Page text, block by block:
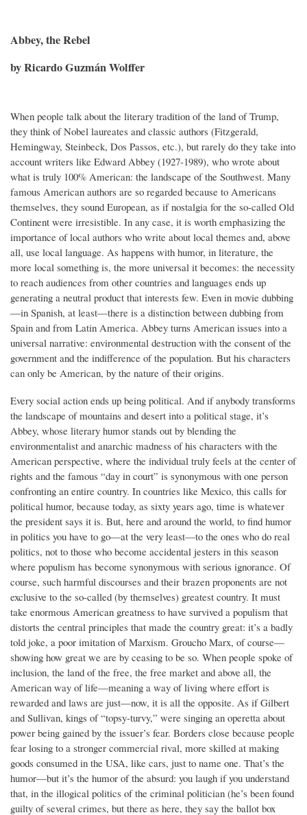
Abbey, the Rebel
by Ricardo Guzmán Wolffer
When people talk about the literary tradition of the land of Trump,
they think of Nobel laureates and classic authors (Fitzgerald,
Hemingway, Steinbeck, Dos Passos, etc.), but rarely do they take into
account writers like Edward Abbey (1927-1989), who wrote about
what is truly 100% American: the landscape of the Southwest. Many
famous American authors are so regarded because to Americans
themselves, they sound European, as if nostalgia for the so-called Old
Continent were irresistible. In any case, it is worth emphasizing the
importance of local authors who write about local themes and, above
all, use local language. As happens with humor, in literature, the
more local something is, the more universal it becomes: the necessity
to reach audiences from other countries and languages ends up
generating a neutral product that interests few. Even in movie dubbing
—in Spanish, at least—there is a distinction between dubbing from
Spain and from Latin America. Abbey turns American issues into a
universal narrative: environmental destruction with the consent of the
government and the indifference of the population. But his characters
can only be American, by the nature of their origins.
Every social action ends up being political. And if anybody transforms
the landscape of mountains and desert into a political stage, it’s
Abbey, whose literary humor stands out by blending the
environmentalist and anarchic madness of his characters with the
American perspective, where the individual truly feels at the center of
rights and the famous “day in court” is synonymous with one person
confronting an entire country. In countries like Mexico, this calls for
political humor, because today, as sixty years ago, time is whatever
the president says it is. But, here and around the world, to find humor
in politics you have to go—at the very least—to the ones who do real
politics, not to those who become accidental jesters in this season
where populism has become synonymous with serious ignorance. Of
course, such harmful discourses and their brazen proponents are not
exclusive to the so-called (by themselves) greatest country. It must
take enormous American greatness to have survived a populism that
distorts the central principles that made the country great: it’s a badly
told joke, a poor imitation of Marxism. Groucho Marx, of course—
showing how great we are by ceasing to be so. When people spoke of
inclusion, the land of the free, the free market and above all, the
American way of life—meaning a way of living where effort is
rewarded and laws are just—now, it is all the opposite. As if Gilbert
and Sullivan, kings of “topsy-turvy,” were singing an operetta about
power being gained by the issuer’s fear. Borders close because people
fear losing to a stronger commercial rival, more skilled at making
goods consumed in the USA, like cars, just to name one. That’s the
humor—but it’s the humor of the absurd: you laugh if you understand
that, in the illogical politics of the criminal politician (he’s been found
guilty of several crimes, but there as here, they say the ballot box